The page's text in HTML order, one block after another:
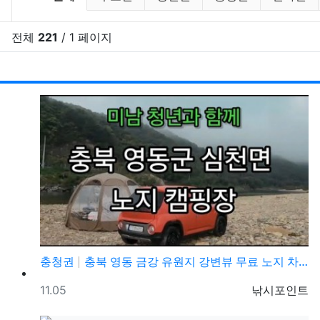
전체 221 / 1 페이지
충청권
충북 영동 금강 유원지 강변뷰 무료 노지 차박캠핑 가볼…
등록자
낚시포인트
등록일
11.05